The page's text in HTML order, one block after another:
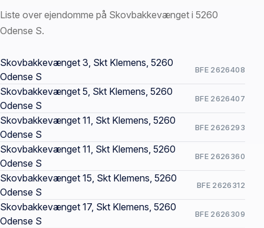
Liste over ejendomme på Skovbakkevænget i 5260
Odense S.
Offentlige ejendomssider
Skovbakkevænget 3, Skt Klemens, 5260
Odense S
BFE 2626408
Skovbakkevænget 5, Skt Klemens, 5260
Odense S
BFE 2626407
Skovbakkevænget 11, Skt Klemens, 5260
Odense S
BFE 2626293
Skovbakkevænget 11, Skt Klemens, 5260
Odense S
BFE 2626360
Skovbakkevænget 15, Skt Klemens, 5260
Odense S
BFE 2626312
Skovbakkevænget 17, Skt Klemens, 5260
Odense S
BFE 2626309